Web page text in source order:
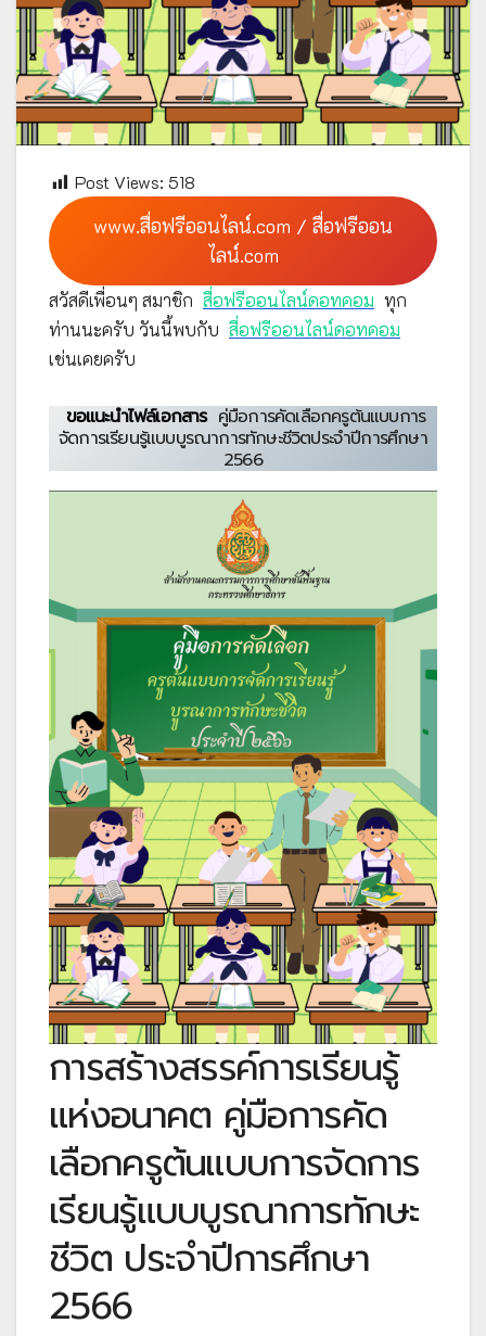
Post Views: 518
www.สื่อฟรีออนไลน์.com / สื่อฟรีออน
ไลน์.com
สวัสดีเพื่อนๆ สมาชิก สื่อฟรีออนไลน์ดอทคอม ทุก
ท่านนะครับ วันนี้พบกับ สื่อฟรีออนไลน์ดอทคอม
เช่นเคยครับ
ขอแนะนำไฟล์เอกสาร คู่มือการคัดเลือกครูต้นแบบการ
จัดการเรียนรู้แบบบูรณาการทักษะชีวิตประจำปีการศึกษา
2566
การสร้างสรรค์การเรียนรู้
แห่งอนาคต คู่มือการคัด
เลือกครูต้นแบบการจัดการ
เรียนรู้แบบบูรณาการทักษะ
ชีวิต ประจำปีการศึกษา
2566